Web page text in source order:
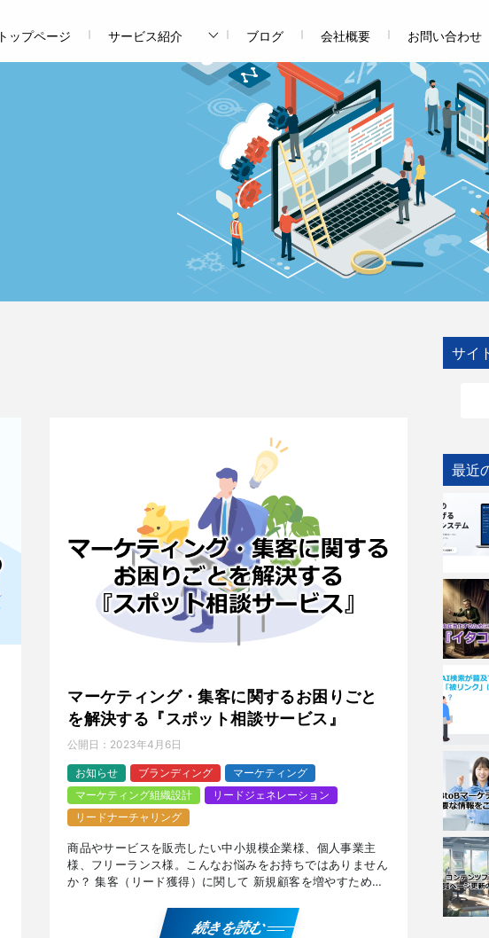
トップページ サービス紹介 ブログ 会社概要 お問い合わせ
マーケティング・集客に関するお困りごと
を解決する『スポット相談サービス』
公開日： 2023年4月6日
お知らせ ブランディング
マーケティング
マーケティング組織設計
リードジェネレーション
リードナーチャリング
商品やサービスを販売したい中小規模企業様、個人事業主
様、フリーランス様。こんなお悩みをお持ちではありません
か？ 集客（リード獲得）に関して 新規顧客を増やすための
続きを読む
サイ
最近